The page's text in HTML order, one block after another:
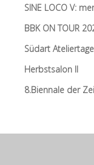
SINE LOCO V:
BBK ON TOUR
Südart
Herbstsalon II
8.Biennale der